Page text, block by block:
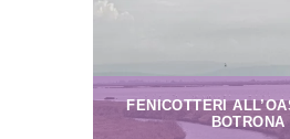
FENICOTTERI
BOTRONA